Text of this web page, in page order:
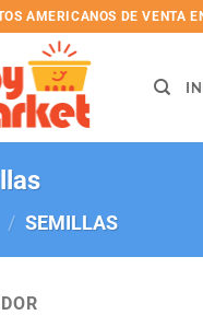
AMERICANOS DE VENTA
/ SEMILLAS